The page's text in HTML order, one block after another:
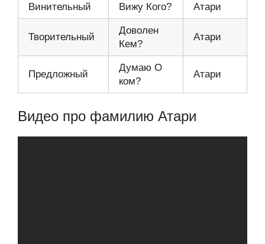
Винительный Вижу Кого? Атари
Творительный
Доволен
Кем?
Атари
Предложный
Думаю О
ком?
Атари
Видео про фамилию Атари